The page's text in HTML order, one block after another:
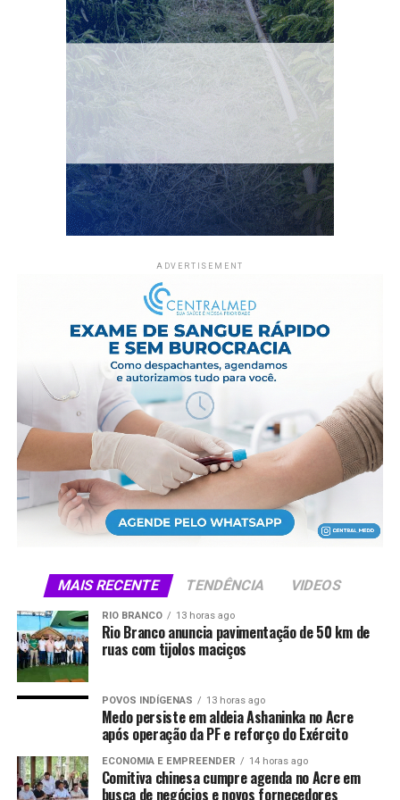
sucesso durante a Expoacre”,
destacou João Paulo.
Para o secretário de Estado de Indústria, Ciência e
Tecnologia, Marcio Agiolfi, a grande procura pelos
estandes evidencia a importância do Espaço Indústria
como vitrine para o setor produtivo acreano. “É a maior
vitrine que o Estado pode oferecer às empresas. Ficamos
muito felizes em contribuir para esse projeto e em ver o
cuidado e o entusiasmo de cada expositor com seu
espaço. Isso nos motiva a continuar fortalecendo essa
Segundo Zé Adriano, o Espaço Indústria representa a
empreendedores, fortalecendo negócios, criando
O deputado federal e presidente licenciado da FIEAC, Zé
Adriano, parabenizou a Federação e o Governo do
Estado pelo trabalho desenvolvido na organização do
Espaço Indústria. Segundo ele, a proposta é ampliar
ainda mais a participação empresarial nas próximas
edições da feira, inclusive com a presença de
empreendedores de outros países, fortalecendo o
ambiente de negócios e a projeção da Expoacre.
ADVERTISEMENT
MAIS RECENTE TENDÊNCIA VIDEOS
RIO BRANCO 13 horas ago
Rio Branco anuncia pavimentação de 50 km de
ruas com tijolos maciços
POVOS INDÍGENAS 13 horas ago
Medo persiste em aldeia Ashaninka no Acre
após operação da PF e reforço do Exército
ECONOMIA E EMPREENDER 14 horas ago
Comitiva chinesa cumpre agenda no Acre em
busca de negócios e novos fornecedores